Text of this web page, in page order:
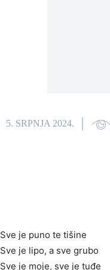
5. SRPNJA 2024.
Sve je puno te tišine
Sve je lipo, a sve grubo
Sve je moje, sve je tuđe